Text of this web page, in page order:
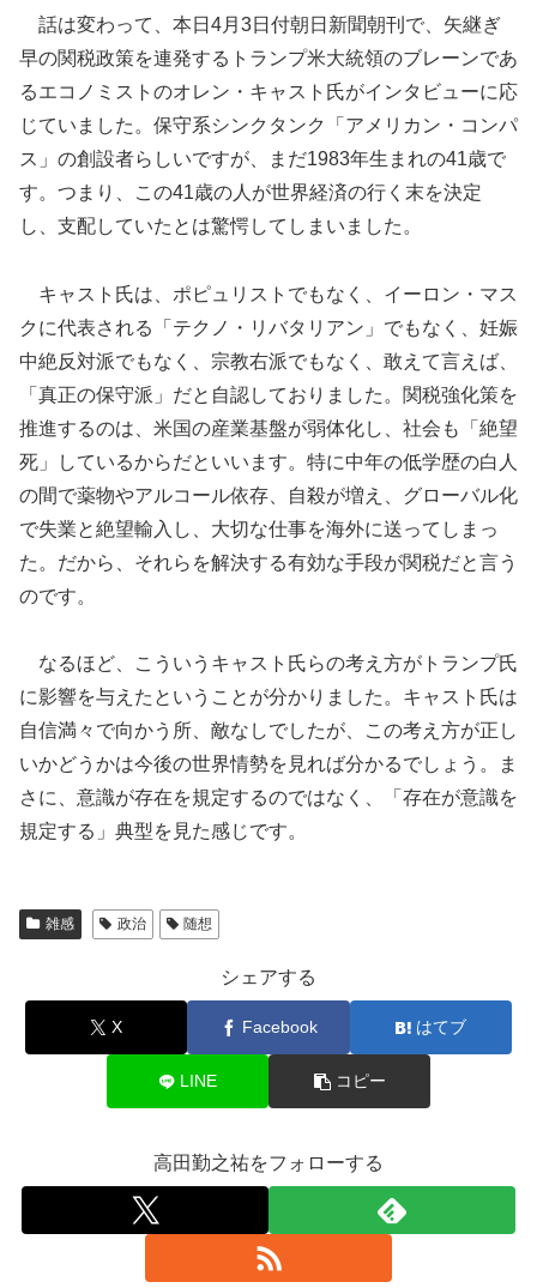
話は変わって、本日4月3日付朝日新聞朝刊で、矢継ぎ
早の関税政策を連発するトランプ米大統領のブレーンであ
るエコノミストのオレン・キャスト氏がインタビューに応
じていました。保守系シンクタンク「アメリカン・コンパ
ス」の創設者らしいですが、まだ1983年生まれの41歳で
す。つまり、この41歳の人が世界経済の行く末を決定
し、支配していたとは驚愕してしまいました。
キャスト氏は、ポピュリストでもなく、イーロン・マス
クに代表される「テクノ・リバタリアン」でもなく、妊娠
中絶反対派でもなく、宗教右派でもなく、敢えて言えば、
「真正の保守派」だと自認しておりました。関税強化策を
推進するのは、米国の産業基盤が弱体化し、社会も「絶望
死」しているからだといいます。特に中年の低学歴の白人
の間で薬物やアルコール依存、自殺が増え、グローバル化
で失業と絶望輸入し、大切な仕事を海外に送ってしまっ
た。だから、それらを解決する有効な手段が関税だと言う
のです。
なるほど、こういうキャスト氏らの考え方がトランプ氏
に影響を与えたということが分かりました。キャスト氏は
自信満々で向かう所、敵なしでしたが、この考え方が正し
いかどうかは今後の世界情勢を見れば分かるでしょう。ま
さに、意識が存在を規定するのではなく、「存在が意識を
規定する」典型を見た感じです。
雑感 政治 随想
シェアする
X Facebook はてブ
LINE コピー
高田勤之祐をフォローする